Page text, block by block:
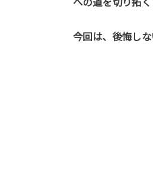
への道を切り拓く
今回は、後悔し